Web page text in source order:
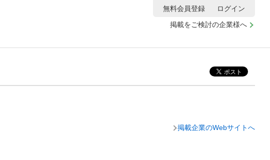
掲載をご検討の企業様へ
無料会員登録 ログイン
掲載企業のWebサイトへ